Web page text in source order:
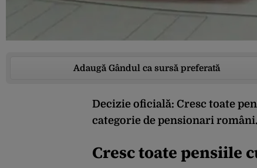
Adaugă Gândul ca sursă preferată
Decizie oficială: Cresc toate
categorie de pensionari români.
Cresc toate pensiile